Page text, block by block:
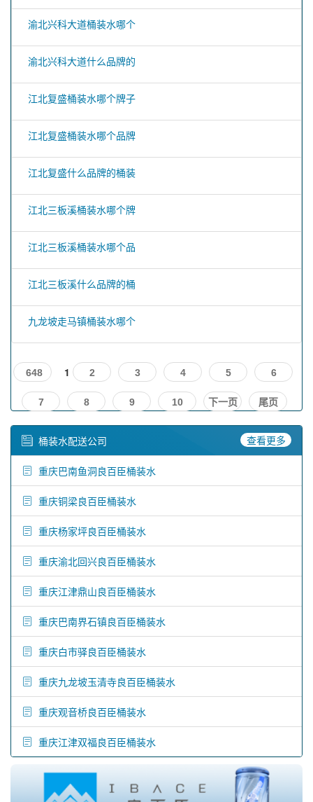
渝北兴科大道桶装水哪个
渝北兴科大道什么品牌的
江北复盛桶装水哪个牌子
江北复盛桶装水哪个品牌
江北复盛什么品牌的桶装
江北三板溪桶装水哪个牌
江北三板溪桶装水哪个品
江北三板溪什么品牌的桶
九龙坡走马镇桶装水哪个
648 1 2 3 4 5 6
7 8 9 10 下一页 尾页
桶装水配送公司 查看更多
重庆巴南鱼洞良百臣桶装水
重庆铜梁良百臣桶装水
重庆杨家坪良百臣桶装水
重庆渝北回兴良百臣桶装水
重庆江津鼎山良百臣桶装水
重庆巴南界石镇良百臣桶装水
重庆白市驿良百臣桶装水
重庆九龙坡玉清寺良百臣桶装水
重庆观音桥良百臣桶装水
重庆江津双福良百臣桶装水